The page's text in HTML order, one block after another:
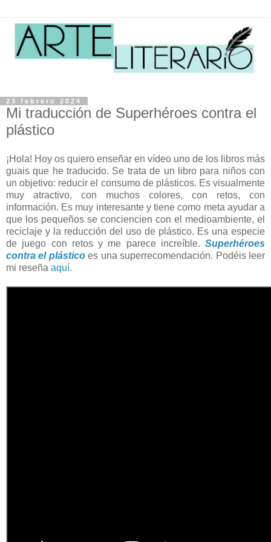
23 febrero 2024
Mi traducción de Superhéroes contra el
plástico
¡Hola! Hoy os quiero enseñar en vídeo uno de los libros más
guais que he traducido. Se trata de un libro para niños con
un objetivo: reducir el consumo de plásticos. Es visualmente
muy atractivo, con muchos colores, con retos, con
información. Es muy interesante y tiene como meta ayudar a
que los pequeños se conciencien con el medioambiente, el
reciclaje y la reducción del uso de plástico. Es una especie
de juego con retos y me parece increíble. Superhéroes
contra el plásticoes una superrecomendación. Podéis leer
mi reseña aquí.